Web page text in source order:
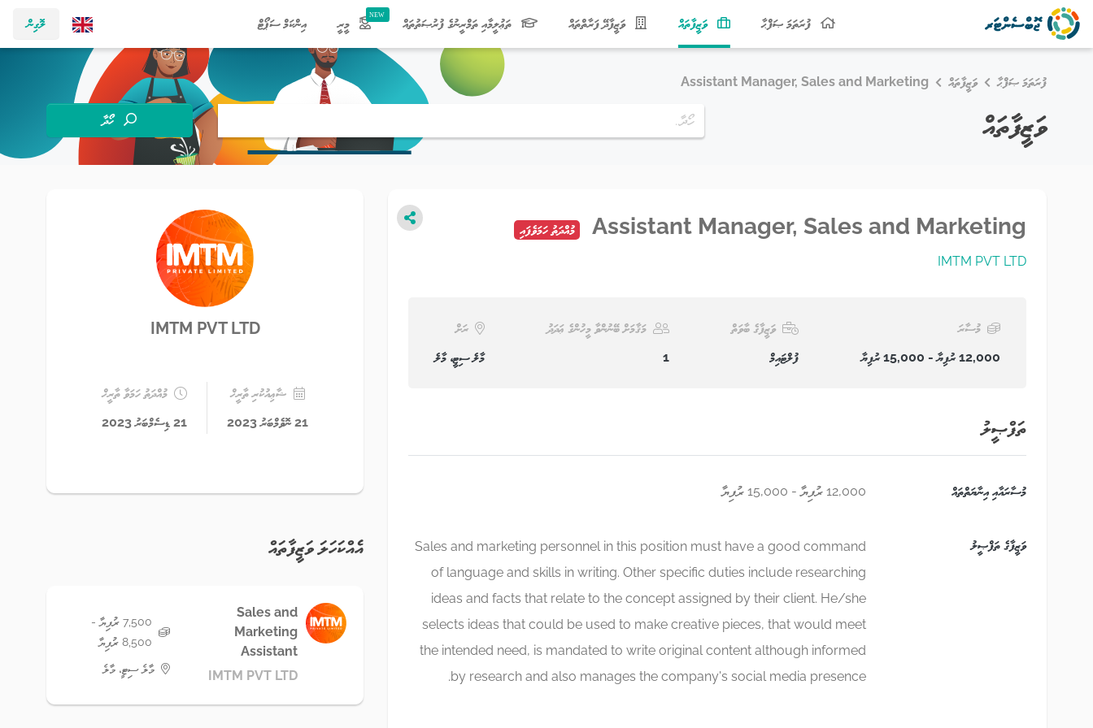
ލޮގިން ފުރަތަމަ ޞަފްޙާ ވަޒީފާތައް
(current) ވަޒީފާދޭ ފަރާތްތައް ތަޢުލީމާއި ތަމްރީނުގެ ފުރުޞަތުތައް މީރީ އިންކަމް ސަޕޯޓް
ފުރަތަމަ ޞަފްޙާ ވަޒީފާތައް Assistant Manager, Sales and Marketing
ވަޒީފާތައް ހޯދާ
Assistant Manager, Sales and Marketing މުއްދަތު ހަމަވެފައި
IMTM PVT LTD
މުސާރަ
12,000 ރުފިޔާ - 15,000 ރުފިޔާ
ވަޒީފާގެ ބާވަތް
ފުލްޓައިމް
މަޤާމަށް ބޭނުންވާ މީހުންގެ ޢަދަދު
1
ރަށް
މާލެ ސިޓީ، މާލެ
ތަފްޞީލު
މުސާރައާއި އިނާޔަތްތައް 12,000 ރުފިޔާ - 15,000 ރުފިޔާ
ވަޒީފާގެ ތަފްޞީލު
Sales and marketing personnel in this position must have a good command
of language and skills in writing. Other specific duties include researching
ideas and facts that relate to the concept assigned by their client. He/she
selects ideas that could be used to make creative pieces, that would meet
the intended need, is mandated to write original content although informed
by research and also manages the company's social media presence.
IMTM PVT LTD
ޝާޢިއުކުރި ތާރީޚް
21 ނޮވެމްބަރު 2023
މުއްދަތު ހަމަވާ ތާރީޚް
21 ޑިސެމްބަރު 2023
އެއްކަހަލަ ވަޒީފާތައް
Sales and
Marketing
Assistant
IMTM PVT LTD
7,500 ރުފިޔާ -
8,500 ރުފިޔާ
މާލެ ސިޓީ، މާލެ